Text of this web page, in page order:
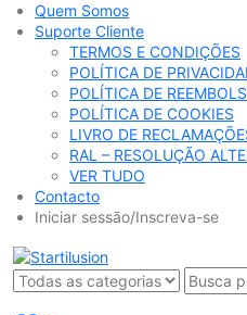
Quem Somos
Suporte Cliente
TERMOS E CONDIÇÕES
POLÍTICA DE
POLÍTICA DE
POLÍTICA DE COOKIES
LIVRO DE
RAL – RESOLUÇÃO
VER TUDO
Contacto
Iniciar sessão/Inscreva-se